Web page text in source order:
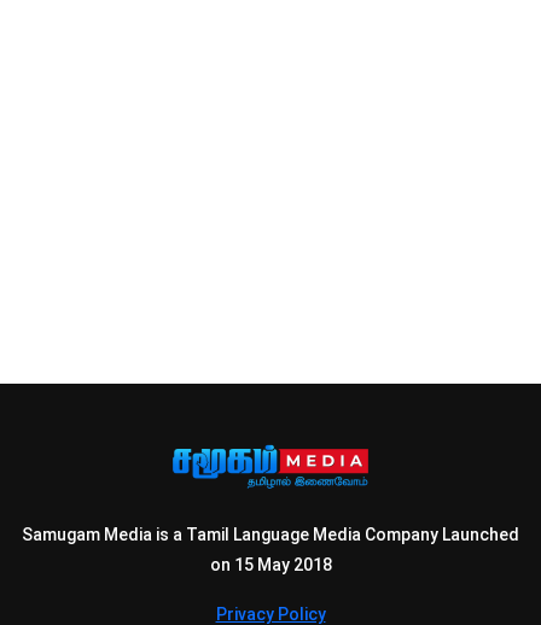
Samugam Media is a Tamil Language Media Company Launched
on 15 May 2018
Privacy Policy